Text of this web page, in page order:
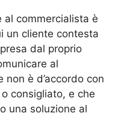
commercialista è
un cliente contesta
dal proprio
al
è d’accordo con
consigliato, e che
una soluzione al